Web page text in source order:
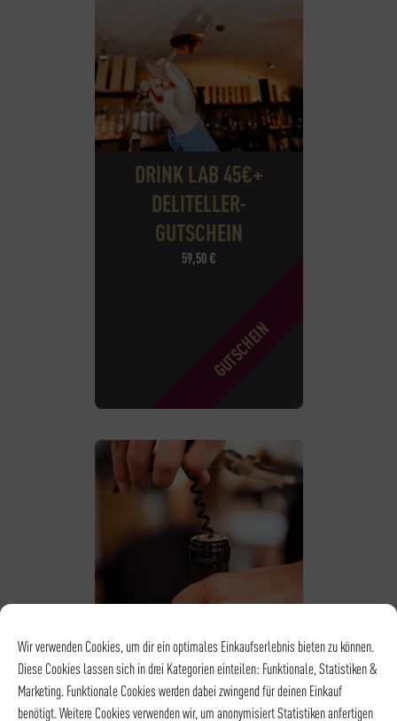
Wir verwenden Cookies, um dir ein optimales Einkaufserlebnis bieten zu können.
Diese Cookies lassen sich in drei Kategorien einteilen: Funktionale, Statistiken &
Marketing. Funktionale Cookies werden dabei zwingend für deinen Einkauf
benötigt. Weitere Cookies verwenden wir, um anonymisiert Statistiken anfertigen
DRINK LAB 45€+
DELITELLER-
GUTSCHEIN
59,50€
SEMINAR-WEIN-
GUTSCHEIN